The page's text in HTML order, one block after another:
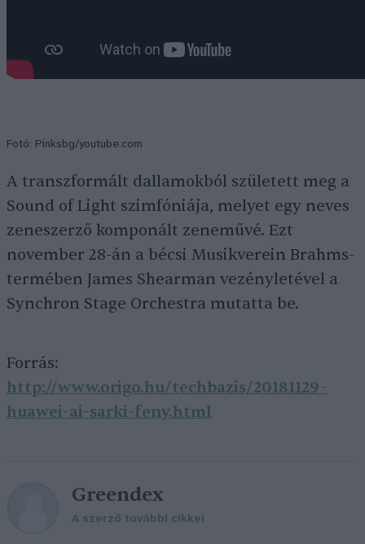
Fotó: Pinksbg/youtube.com
A transzformált dallamokból született meg a
Sound of Light szimfóniája, melyet egy neves
zeneszerző komponált zeneművé. Ezt
november 28-án a bécsi Musikverein Brahms-
termében James Shearman vezényletével a
Synchron Stage Orchestra mutatta be.
Forrás:
http://www.origo.hu/techbazis/20181129-
huawei-ai-sarki-feny.html
Greendex
A szerző további cikkei